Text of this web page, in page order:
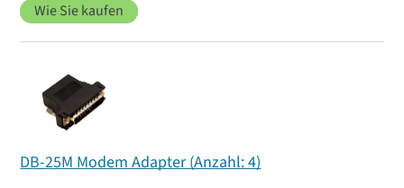
Wie Sie kaufen
DB-25M Modem Adapter (Anzahl: 4)